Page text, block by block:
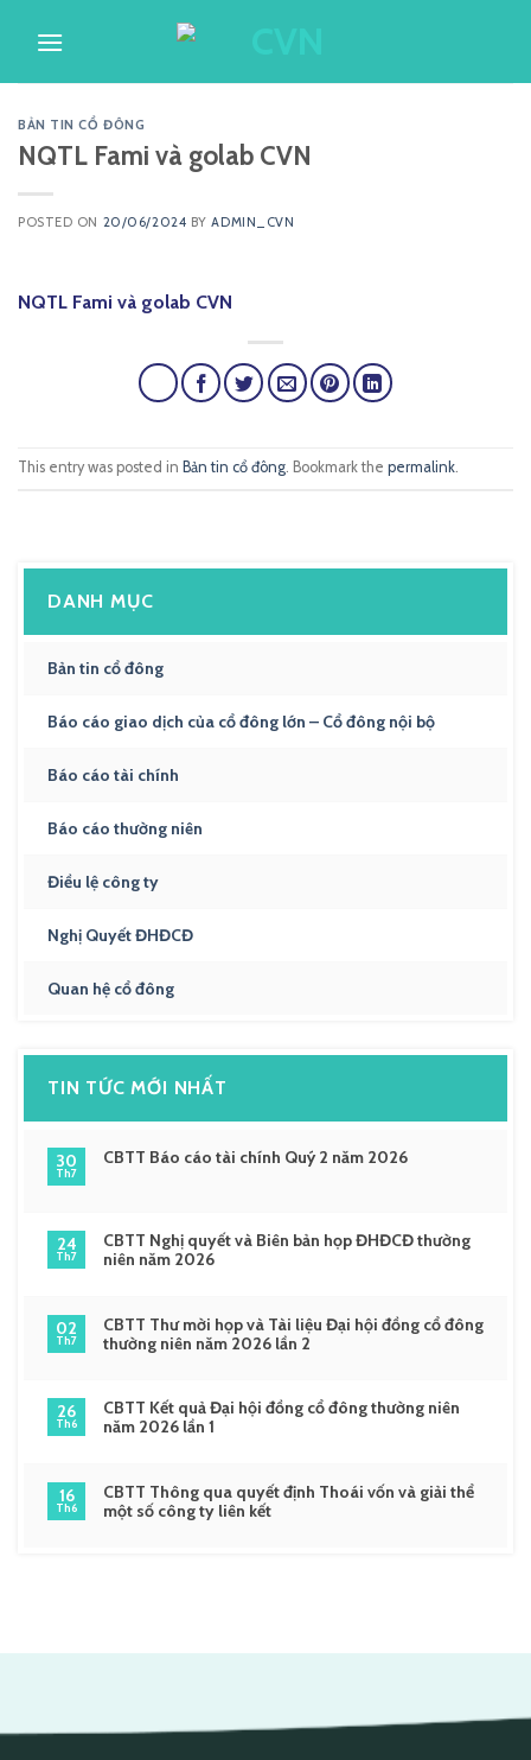
BẢN TIN CỔ ĐÔNG
NQTL Fami và golab CVN
POSTED ON 20/06/2024 BYADMIN_CVN
NQTL Fami và golab CVN
This entry was posted in Bản tin cổ đông . Bookmark the permalink
DANH MỤC
Bản tin cổ đông
Báo cáo giao dịch của cổ đông lớn – Cổ đông nội bộ
Báo cáo tài chính
Báo cáo thường niên
Điều lệ công ty
Nghị Quyết ĐHĐCĐ
Quan hệ cổ đông
TIN TỨC MỚI NHẤT
30
Th7
CBTT Báo cáo tài chính Quý 2 năm 2026
24
Th7
CBTT Nghị quyết và Biên bản họp ĐHĐCĐ thường
niên năm 2026
02
Th7
CBTT Thư mời họp và Tài liệu Đại hội đồng cổ đông
thường niên năm 2026 lần 2
26
Th6
CBTT Kết quả Đại hội đồng cổ đông thường niên
năm 2026 lần 1
16
Th6
CBTT Thông qua quyết định Thoái vốn và giải thể
một số công ty liên kết